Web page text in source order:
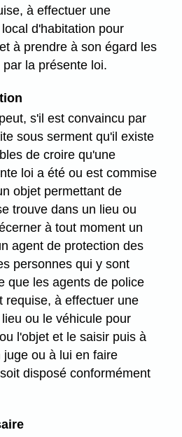
à effectuer une
d'habitation pour
à prendre à son égard les
la présente loi.
s'il est convaincu par
sous serment qu'il existe
de croire qu'une
loi a été ou est commise
objet permettant de
trouve dans un lieu ou
à tout moment un
agent de protection des
personnes qui y sont
que les agents de police
requise, à effectuer une
ou le véhicule pour
l'objet et le saisir puis à
juge ou à lui en faire
disposé conformément